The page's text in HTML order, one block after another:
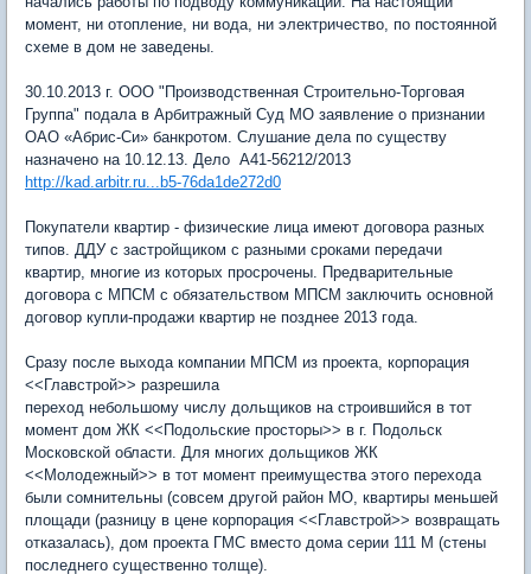
момент, ни отопление, ни вода, ни электричество, по постоянной
схеме в дом не заведены.
30.10.2013 г. ООО "Производственная Строительно-Торговая
Группа" подала в Арбитражный Суд МО заявление о признании
ОАО «Абрис-Си» банкротом. Слушание дела по существу
назначено на 10.12.13. Дело А41-56212/2013
http://kad.arbitr.ru...b5-76da1de272d0
Покупатели квартир - физические лица имеют договора разных
типов. ДДУ с застройщиком с разными сроками передачи
квартир, многие из которых просрочены. Предварительные
договора с МПСМ с обязательством МПСМ заключить основной
договор купли-продажи квартир не позднее 2013 года.
Сразу после выхода компании МПСМ из проекта, корпорация
<<Главстрой>> разрешила
переход небольшому числу дольщиков на строившийся в тот
момент дом ЖК <<Подольские просторы>> в г. Подольск
Московской области. Для многих дольщиков ЖК
<<Молодежный>> в тот момент преимущества этого перехода
были сомнительны (совсем другой район МО, квартиры меньшей
площади (разницу в цене корпорация <<Главстрой>> возвращать
отказалась), дом проекта ГМС вместо дома серии 111 М (стены
последнего существенно толще).